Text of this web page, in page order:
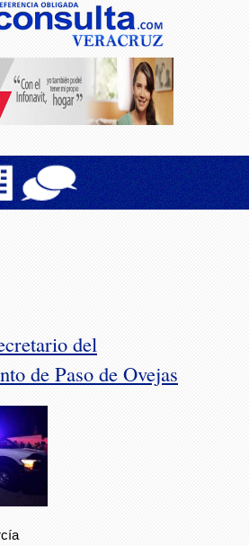
del
de Paso de Ovejas